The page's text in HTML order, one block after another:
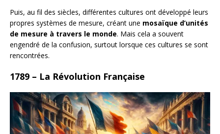
Puis, au fil des siècles, différentes cultures ont développé leurs
propres systèmes de mesure, créant une mosaïque d’unités
de mesure à travers le monde. Mais cela a souvent
engendré de la confusion, surtout lorsque ces cultures se sont
rencontrées.
1789 – La Révolution Française